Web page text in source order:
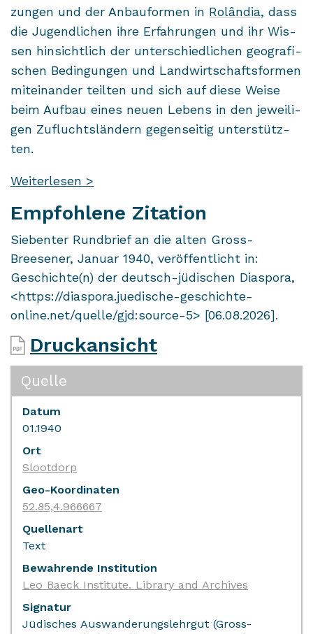
zun­gen und der An­bau­for­men in Rolândia, dass
die Ju­gend­li­chen ihre Er­fah­run­gen und ihr Wis­
sen hin­sicht­lich der un­ter­schied­li­chen geo­gra­fi­
schen Be­din­gun­gen und Land­wirt­schafts­for­men
mit­ein­an­der teil­ten und sich auf diese Weise
beim Auf­bau eines neuen Le­bens in den je­wei­li­
gen Zu­fluchts­län­dern ge­gen­sei­tig un­ter­stütz­
ten.
Weiterlesen >
Empfohlene Zitation
Siebenter Rundbrief an die alten Gross-
Breesener, Januar 1940, veröffentlicht in:
Geschichte(n) der deutsch-jüdischen Diaspora,
<https://diaspora.juedische-geschichte-
online.net/quelle/gjd:source-5> [06.08.2026].
Druckansicht
Quelle
Datum
01.1940
Ort
Slootdorp
Geo-Koordinaten
52.85,4.966667
Quellenart
Text
Bewahrende Institution
Leo Baeck Institute. Library and Archives
Signatur
Jüdisches Auswanderungslehrgut (Gross-